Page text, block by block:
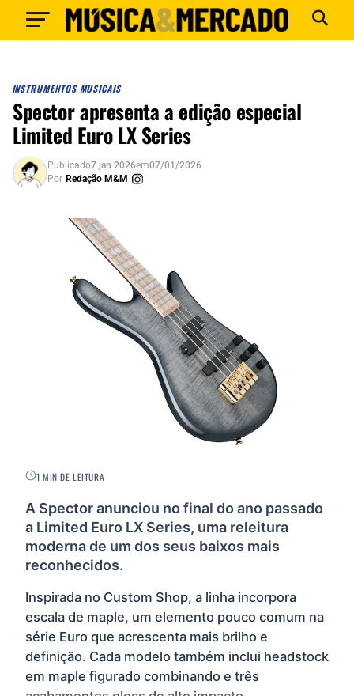
INSTRUMENTOS MUSICAIS
Spector apresenta a edição especial
Limited Euro LX Series
Publicado7 jan 2026em07/01/2026
Por Redação M&M
1 MIN DE LEITURA
A Spector anunciou no final do ano passado
a Limited Euro LX Series, uma releitura
moderna de um dos seus baixos mais
reconhecidos.
Inspirada no Custom Shop, a linha incorpora
escala de maple, um elemento pouco comum na
série Euro que acrescenta mais brilho e
definição. Cada modelo também inclui headstock
em maple figurado combinando e três